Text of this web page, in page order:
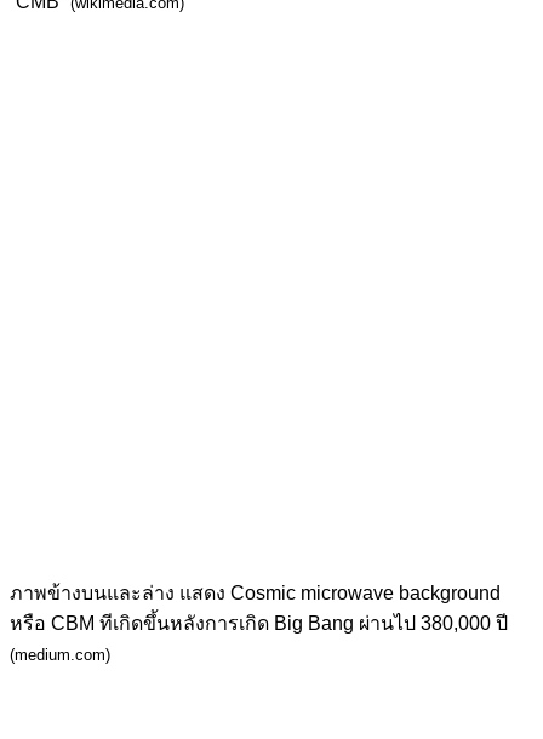
ภาพข้างบนและล่าง แสดง Cosmic microwave background
หรือ CBM ทีเกิดขึ้นหลังการเกิด Big Bang ผ่านไป 380,000 ปี
(medium.com)